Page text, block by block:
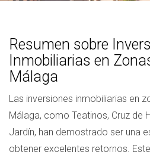
Resumen sobre
Inmobiliarias en
Málaga
Las inversiones inmobiliarias en
Málaga, como Teatinos, Cruz de
Jardín, han demostrado ser una
obtener excelentes retornos.